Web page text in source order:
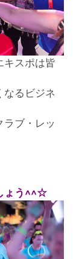
キスポは皆
なるビジネ
ラブ・レッ
ょう^^☆